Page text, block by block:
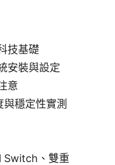
技基礎
安裝與設定
意
穩定性實測
Switch、雙重